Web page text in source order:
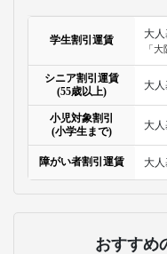
学生割引運賃
大
「
シニア割引運賃
(55歳以上)
大
小児対象割引
(小学生まで)
大
障がい者割引運賃 大
おすすめ